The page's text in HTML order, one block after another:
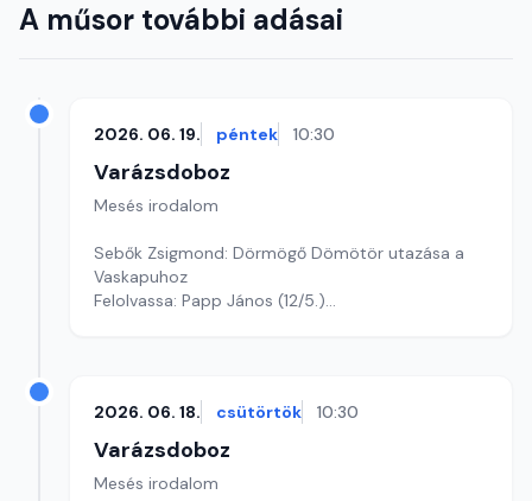
A műsor további adásai
2026. 06. 19. péntek 10:30
Varázsdoboz
Mesés irodalom
Sebők Zsigmond: Dörmögő Dömötör utazása a
Vaskapuhoz
Felolvassa: Papp János (12/5.)
2026. 06. 18. csütörtök 10:30
Varázsdoboz
Mesés irodalom